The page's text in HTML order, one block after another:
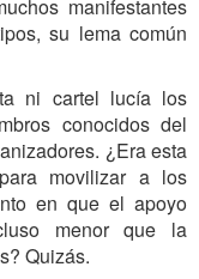
manifestantes
su lema común
ni cartel lucía los
conocidos del
¿Era esta
movilizar a los
en que el apoyo
menor que la
Quizás.